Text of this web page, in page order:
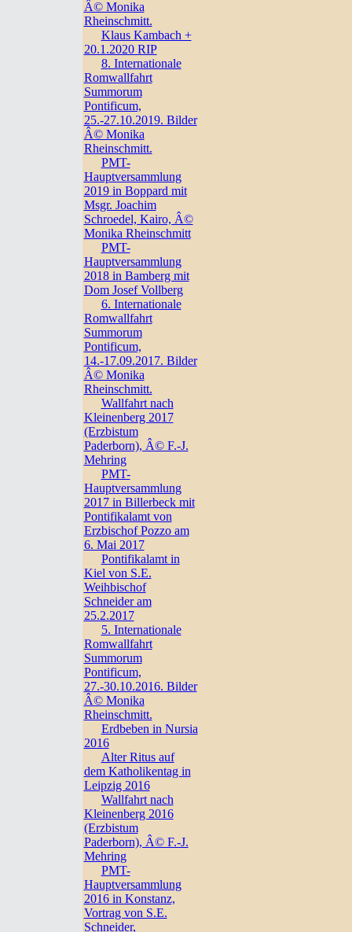
Â© Monika
Rheinschmitt.
Klaus Kambach +
20.1.2020 RIP
8. Internationale
Romwallfahrt
Summorum
Pontificum,
25.-27.10.2019. Bilder
Â© Monika
Rheinschmitt.
PMT-
Hauptversammlung
2019 in Boppard mit
Msgr. Joachim
Schroedel, Kairo, Â©
Monika Rheinschmitt
PMT-
Hauptversammlung
2018 in Bamberg mit
Dom Josef Vollberg
6. Internationale
Romwallfahrt
Summorum
Pontificum,
14.-17.09.2017. Bilder
Â© Monika
Rheinschmitt.
Wallfahrt nach
Kleinenberg 2017
(Erzbistum
Paderborn), Â© F.-J.
Mehring
PMT-
Hauptversammlung
2017 in Billerbeck mit
Pontifikalamt von
Erzbischof Pozzo am
6. Mai 2017
Pontifikalamt in
Kiel von S.E.
Weihbischof
Schneider am
25.2.2017
5. Internationale
Romwallfahrt
Summorum
Pontificum,
27.-30.10.2016. Bilder
Â© Monika
Rheinschmitt.
Erdbeben in Nursia
2016
Alter Ritus auf
dem Katholikentag in
Leipzig 2016
Wallfahrt nach
Kleinenberg 2016
(Erzbistum
Paderborn), Â© F.-J.
Mehring
PMT-
Hauptversammlung
2016 in Konstanz,
Vortrag von S.E.
Schneider,